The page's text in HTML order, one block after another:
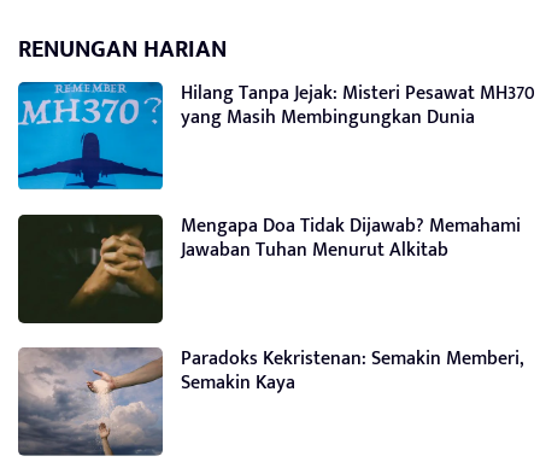
RENUNGAN HARIAN
Hilang Tanpa Jejak: Misteri Pesawat MH370
yang Masih Membingungkan Dunia
Mengapa Doa Tidak Dijawab? Memahami
Jawaban Tuhan Menurut Alkitab
Paradoks Kekristenan: Semakin Memberi,
Semakin Kaya